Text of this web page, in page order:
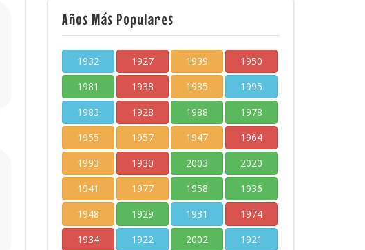
Años Más Populares
1932 1927 1939
1950
1981
1938 1935
1995
1983
1928 1988
1978
1955
1957 1947
1964
1993
1930 2003
2020
1941
1977 1958
1936
1948
1929 1931
1974
1934
1922 2002
1921